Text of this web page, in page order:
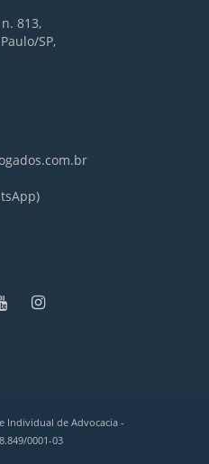
813,
SP,
Individual de Advocacia -
0001-03